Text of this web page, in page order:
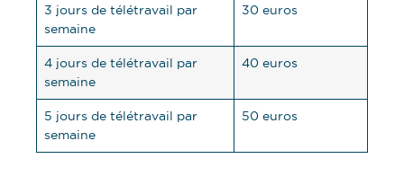
3 jours de télétravail par
semaine
30 euros
4 jours de télétravail par
semaine
40 euros
5 jours de télétravail par
semaine
50 euros